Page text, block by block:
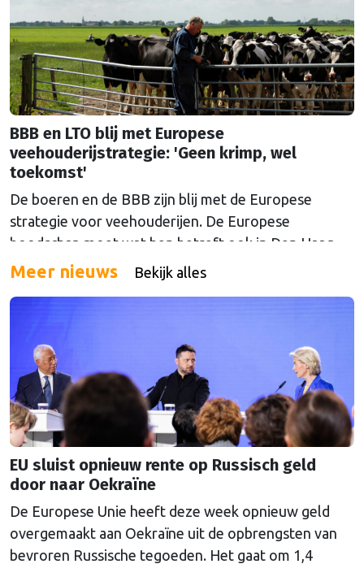
BBB en LTO blij met Europese
veehouderijstrategie: 'Geen krimp, wel
toekomst'
De boeren en de BBB zijn blij met de Europese
strategie voor veehouderijen. De Europese
boodschap moet wat hen betreft ook in Den Haag
doordringen.
Meer nieuws Bekijk alles
EU sluist opnieuw rente op Russisch geld
door naar Oekraïne
De Europese Unie heeft deze week opnieuw geld
overgemaakt aan Oekraïne uit de opbrengsten van
bevroren Russische tegoeden. Het gaat om 1,4